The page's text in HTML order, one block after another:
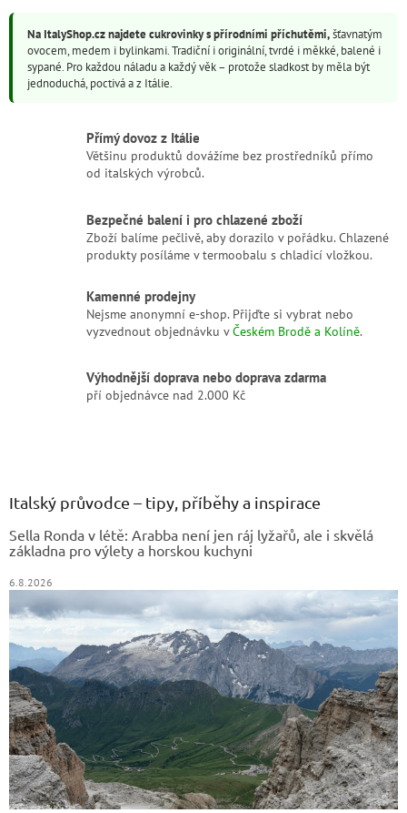
a
c
í
y
v
i
s
u
á
n
í
Na ItalyShop.cz najdete cukrovinky s přírodními příchutěmi,šťavnatým
ovocem, medem i bylinkami. Tradiční i originální, tvrdé i měkké, balené i
sypané. Pro každou náladu a každý věk – protože sladkost by měla být
jednoduchá, poctivá a z Itálie.
Přímý dovoz z Itálie
Většinu produktů dovážíme bez prostředníků přímo
od italských výrobců.
Bezpečné balení i pro chlazené zboží
Zboží balíme pečlivě, aby dorazilo v pořádku. Chlazené
produkty posíláme v termoobalu s chladicí vložkou.
Kamenné prodejny
Nejsme anonymní e-shop. Přijďte si vybrat nebo
vyzvednout objednávku vČeském Brodě a Kolíně.
Výhodnější doprava nebo doprava zdarma
pří objednávce nad 2.000 Kč
Italský průvodce – tipy, příběhy a inspirace
Sella Ronda v létě: Arabba není jen ráj lyžařů, ale i skvělá
základna pro výlety a horskou kuchyni
6.8.2026